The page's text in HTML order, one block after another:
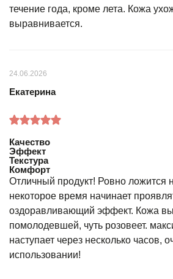
течение года, кроме лета. Кожа
выравнивается.
24.06.2026
Екатерина
Качество
Эффект
Текстура
Комфорт
Отличный продукт! Ровно ложится
некоторое время начинает
оздоравливающий эффект. Кожа
помолодевшей, чуть розовеет.
наступает через несколько часов,
использовании!